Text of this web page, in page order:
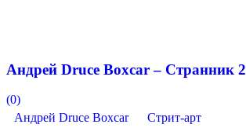
Андрей Druce Boxcar – Странник 2
(0)
Андрей Druce Boxcar
Стрит-арт